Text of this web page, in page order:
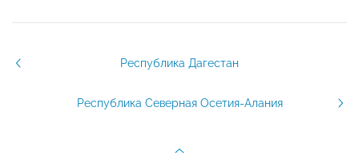
Республика Дагестан
Республика Северная Осетия-Алания